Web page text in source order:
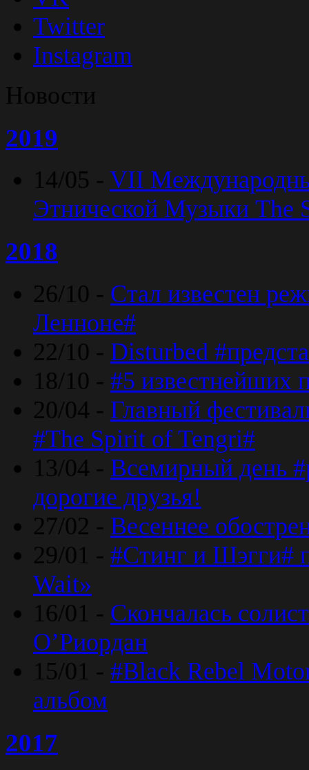
Twitter
Instagram
Новости
2019
14/05 - VII
Этнической Музыки The
2018
26/10 - Стал известен
Ленноне#
22/10 - Disturbed
18/10 - #5 известнейших
20/04 - Главный
#The Spirit of Tengri#
13/04 - Всемирный день
дорогие друзья!
27/02 - Весеннее
29/01 - #Стинг и Шэгги#
Wait»
16/01 - Скончалась
O’Риордан
15/01 - #Black Rebel
альбом
2017